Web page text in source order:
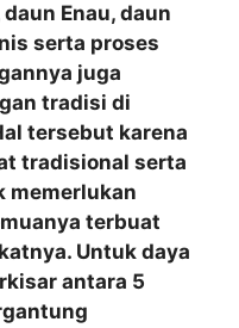
Enau, daun
serta proses
juga
tradisi di
tersebut karena
tradisional serta
memerlukan
terbuat
Untuk daya
antara 5